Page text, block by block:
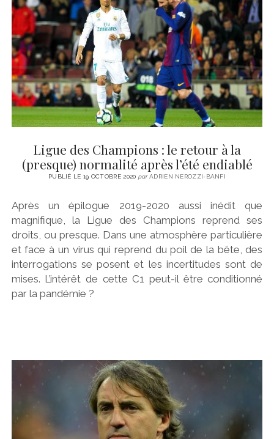
Ligue des Champions : le retour à la
(presque) normalité après l’été endiablé
PUBLIÉ LE 19 OCTOBRE 2020 parADRIEN NEROZZI-BANFI
Après un épilogue 2019-2020 aussi inédit que
magnifique, la Ligue des Champions reprend ses
droits, ou presque. Dans une atmosphère particulière
et face à un virus qui reprend du poil de la bête, des
interrogations se posent et les incertitudes sont de
mises. L’intérêt de cette C1 peut-il être conditionné
par la pandémie ?